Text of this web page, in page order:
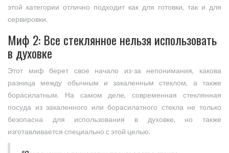
этой категории отлично подходит как для готовки, так и для
сервировки.
Миф 2: Все стеклянное нельзя использовать
в духовке
Этот миф берет свое начало из-за непонимания, какова
разница между обычным и закаленным стеклом, а также
борасилатным. На самом деле, современная стеклянная
посуда из закаленного или борасилатного стекла не только
безопасна для использования в духовке, но также
изготавливается специально с этой целью.